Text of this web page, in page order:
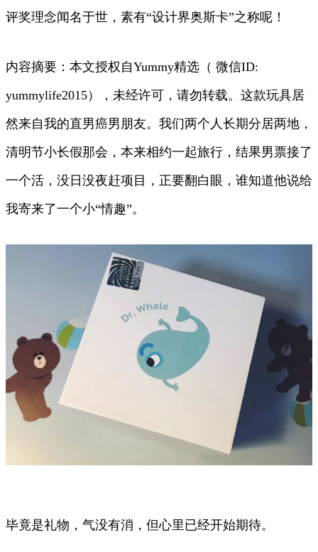
评奖理念闻名于世，素有“设计界奥斯卡”之称呢！
内容摘要：本文授权自Yummy精选（ 微信ID:
yummylife2015），未经许可，请勿转载。这款玩具居
然来自我的直男癌男朋友。我们两个人长期分居两地，
清明节小长假那会，本来相约一起旅行，结果男票接了
一个活，没日没夜赶项目，正要翻白眼，谁知道他说给
我寄来了一个小“情趣”。
毕竟是礼物，气没有消，但心里已经开始期待。